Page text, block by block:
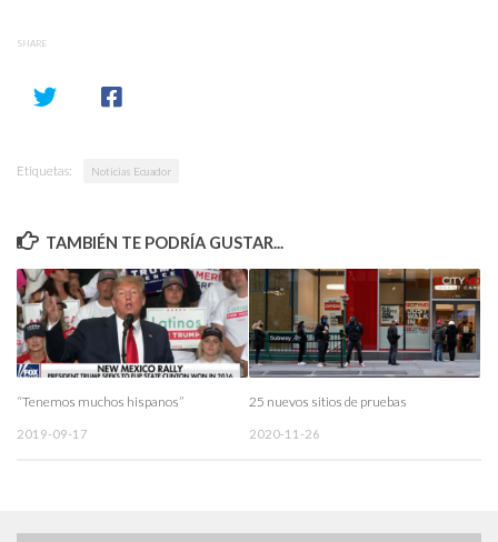
SHARE
Etiquetas: Noticias Ecuador
TAMBIÉN TE PODRÍA GUSTAR...
“Tenemos muchos hispanos”
2019-09-17
25 nuevos sitios de pruebas
2020-11-26